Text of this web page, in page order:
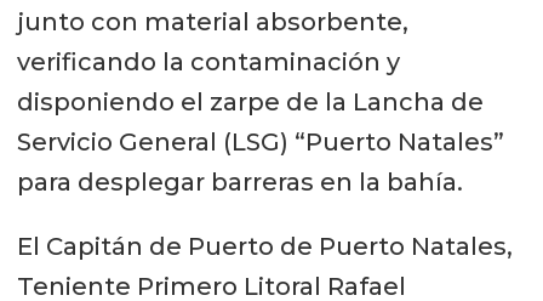
junto con material absorbente,
verificando la contaminación y
disponiendo el zarpe de la Lancha de
Servicio General (LSG) “Puerto Natales”
para desplegar barreras en la bahía.
El Capitán de Puerto de Puerto Natales,
Teniente Primero Litoral Rafael